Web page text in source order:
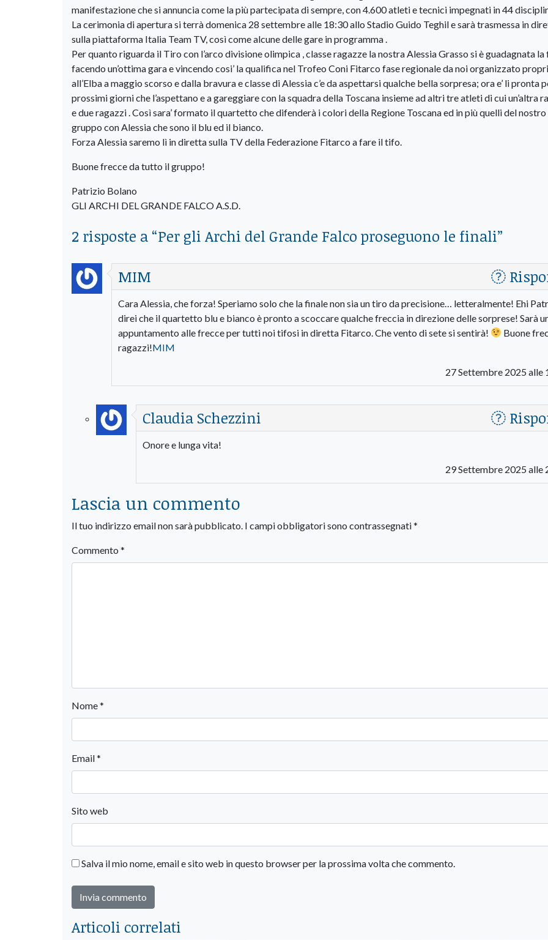
manifestazione che si annuncia come la più partecipata di sempre, con 4.600 atleti e tecnici impegnati in 44
La cerimonia di apertura si terrà domenica 28 settembre alle 18:30 allo Stadio Guido Teghil e sarà trasmessa in
sulla piattaforma Italia Team TV, così come alcune delle gare in programma .
Per quanto riguarda il Tiro con l’arco divisione olimpica , classe ragazze la nostra Alessia Grasso si è guadagnata la
facendo un’ottima gara e vincendo cosi’ la qualifica nel Trofeo Coni Fitarco fase regionale da noi organizzato
all’Elba a maggio scorso e dalla bravura e classe di Alessia c’e da aspettarsi qualche bella sorpresa; ora e’ li pronta
prossimi giorni che l’aspettano e a gareggiare con la squadra della Toscana insieme ad altri tre atleti di cui un’altra
e due ragazzi . Così sara’ formato il quartetto che difenderà i colori della Regione Toscana ed in più quelli del nostro
gruppo con Alessia che sono il blu ed il bianco.
Forza Alessia saremo lì in diretta sulla TV della Federazione Fitarco a fare il tifo.
Buone frecce da tutto il gruppo!
Patrizio Bolano
GLI ARCHI DEL GRANDE FALCO A.S.D.
2 risposte a “Per gli Archi del Grande Falco proseguono le finali”
MIM
Cara Alessia, che forza! Speriamo solo che la finale non sia un tiro da precisione… letteralmente! Ehi
direi che il quartetto blu e bianco è pronto a scoccare qualche freccia in direzione delle sorprese! Sarà
appuntamento alle frecce per tutti noi tifosi in diretta Fitarco. Che vento di sete si sentirà!
Buone
ragazzi!MIM
27 Settembre 2025 alle
Claudia Schezzini
Onore e lunga vita!
29 Settembre 2025 alle
Lascia un commento
Il tuo indirizzo email non sarà pubblicato. I campi obbligatori sono contrassegnati*
Commento *
Nome*
Email*
Sito web
Salva il mio nome, email e sito web in questo browser per la prossima volta che commento.
Articoli correlati